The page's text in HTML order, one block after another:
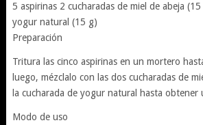
5 aspirinas 2 cucharadas de miel de abeja
yogur natural (15 g)
Preparación
Tritura las cinco aspirinas en un mortero
luego, mézclalo con las dos cucharadas de
la cucharada de yogur natural hasta obtener
Modo de uso